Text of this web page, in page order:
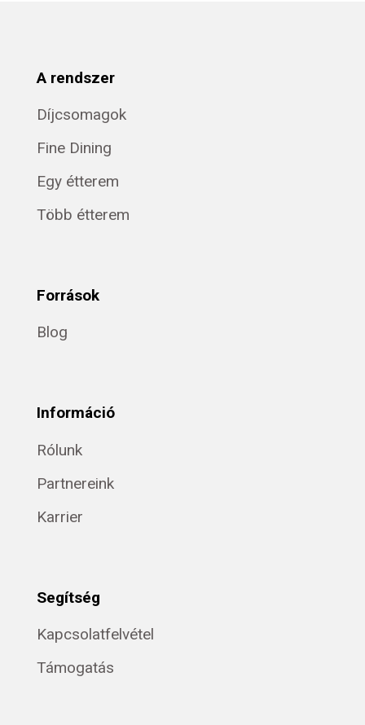
A rendszer
Díjcsomagok
Fine Dining
Egy étterem
Több étterem
Források
Blog
Információ
Rólunk
Partnereink
Karrier
Segítség
Kapcsolatfelvétel
Támogatás